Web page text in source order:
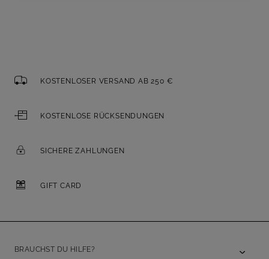
KOSTENLOSER VERSAND AB 250 €
KOSTENLOSE RÜCKSENDUNGEN
SICHERE ZAHLUNGEN
GIFT CARD
BRAUCHST DU HILFE?